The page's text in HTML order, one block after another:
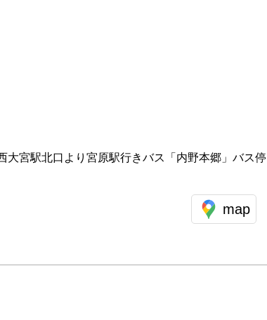
大宮駅北口より宮原駅行きバス「内野本郷」バス停
map